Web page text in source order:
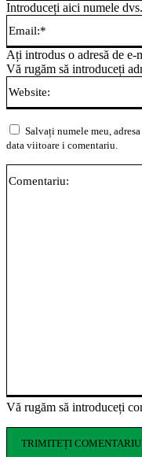
Vă rugăm să introduceți
Introduceți aici numele dvs.
Ați introdus o adresă de e-
Vă rugăm să introduceți
Salvați numele meu,
data viitoare i comentariu.